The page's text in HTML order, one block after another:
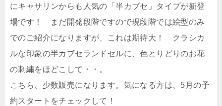
にキャサリンからも人気の「半カブセ」タイプが新登
場です！ まだ開発段階ですので現段階では絵型のみ
でのご紹介になりますが、これは期待大！ クラシカ
ルな印象の半カブセランドセルに、色とりどりのお花
の刺繍をほどこして・・。
こちら、少数販売になります。気になる方は、5月の予
約スタートをチェックして！